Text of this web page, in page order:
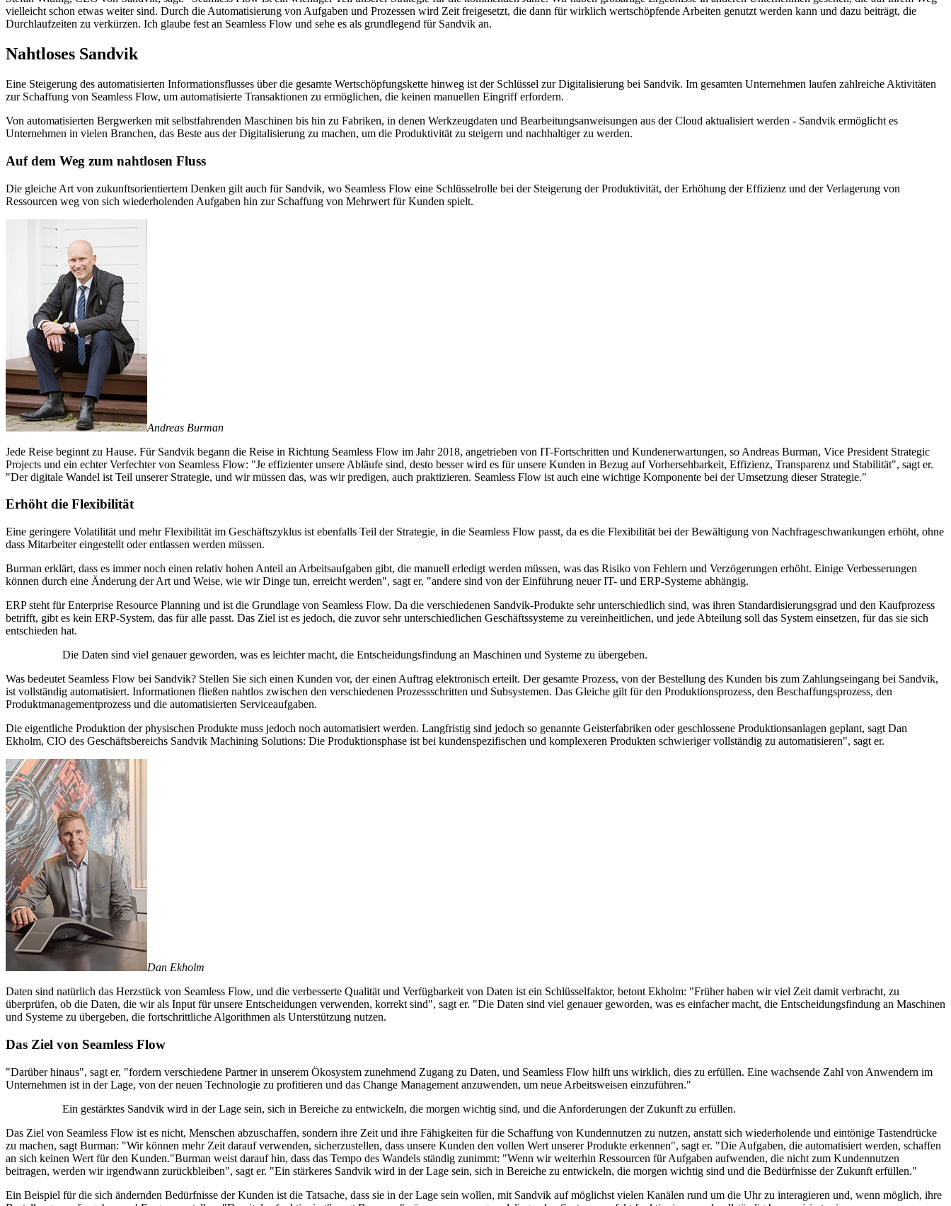
vielleicht schon etwas weiter sind. Durch die Automatisierung von Aufgaben und Prozessen wird Zeit freigesetzt, die dann für wirklich wertschöpfende Arbeiten genutzt werden kann und dazu beiträgt, die
Durchlaufzeiten zu verkürzen. Ich glaube fest an Seamless Flow und sehe es als grundlegend für Sandvik an.
Nahtloses Sandvik
Eine Steigerung des automatisierten Informationsflusses über die gesamte Wertschöpfungskette hinweg ist der Schlüssel zur Digitalisierung bei Sandvik. Im gesamten Unternehmen laufen zahlreiche Aktivitäten
zur Schaffung von Seamless Flow, um automatisierte Transaktionen zu ermöglichen, die keinen manuellen Eingriff erfordern.
Von automatisierten Bergwerken mit selbstfahrenden Maschinen bis hin zu Fabriken, in denen Werkzeugdaten und Bearbeitungsanweisungen aus der Cloud aktualisiert werden - Sandvik ermöglicht es
Unternehmen in vielen Branchen, das Beste aus der Digitalisierung zu machen, um die Produktivität zu steigern und nachhaltiger zu werden.
Auf dem Weg zum nahtlosen Fluss
Die gleiche Art von zukunftsorientiertem Denken gilt auch für Sandvik, wo Seamless Flow eine Schlüsselrolle bei der Steigerung der Produktivität, der Erhöhung der Effizienz und der Verlagerung von
Ressourcen weg von sich wiederholenden Aufgaben hin zur Schaffung von Mehrwert für Kunden spielt.
Andreas Burman
Jede Reise beginnt zu Hause. Für Sandvik begann die Reise in Richtung Seamless Flow im Jahr 2018, angetrieben von IT-Fortschritten und Kundenerwartungen, so Andreas Burman, Vice President Strategic
Projects und ein echter Verfechter von Seamless Flow: "Je effizienter unsere Abläufe sind, desto besser wird es für unsere Kunden in Bezug auf Vorhersehbarkeit, Effizienz, Transparenz und Stabilität", sagt er.
"Der digitale Wandel ist Teil unserer Strategie, und wir müssen das, was wir predigen, auch praktizieren. Seamless Flow ist auch eine wichtige Komponente bei der Umsetzung dieser Strategie."
Erhöht die Flexibilität
Eine geringere Volatilität und mehr Flexibilität im Geschäftszyklus ist ebenfalls Teil der Strategie, in die Seamless Flow passt, da es die Flexibilität bei der Bewältigung von Nachfrageschwankungen erhöht, ohne
dass Mitarbeiter eingestellt oder entlassen werden müssen.
Burman erklärt, dass es immer noch einen relativ hohen Anteil an Arbeitsaufgaben gibt, die manuell erledigt werden müssen, was das Risiko von Fehlern und Verzögerungen erhöht. Einige Verbesserungen
können durch eine Änderung der Art und Weise, wie wir Dinge tun, erreicht werden", sagt er, "andere sind von der Einführung neuer IT- und ERP-Systeme abhängig.
ERP steht für Enterprise Resource Planning und ist die Grundlage von Seamless Flow. Da die verschiedenen Sandvik-Produkte sehr unterschiedlich sind, was ihren Standardisierungsgrad und den Kaufprozess
betrifft, gibt es kein ERP-System, das für alle passt. Das Ziel ist es jedoch, die zuvor sehr unterschiedlichen Geschäftssysteme zu vereinheitlichen, und jede Abteilung soll das System einsetzen, für das sie sich
entschieden hat.
Die Daten sind viel genauer geworden, was es leichter macht, die Entscheidungsfindung an Maschinen und Systeme zu übergeben.
Was bedeutet Seamless Flow bei Sandvik? Stellen Sie sich einen Kunden vor, der einen Auftrag elektronisch erteilt. Der gesamte Prozess, von der Bestellung des Kunden bis zum Zahlungseingang bei Sandvik,
ist vollständig automatisiert. Informationen fließen nahtlos zwischen den verschiedenen Prozessschritten und Subsystemen. Das Gleiche gilt für den Produktionsprozess, den Beschaffungsprozess, den
Produktmanagementprozess und die automatisierten Serviceaufgaben.
Die eigentliche Produktion der physischen Produkte muss jedoch noch automatisiert werden. Langfristig sind jedoch so genannte Geisterfabriken oder geschlossene Produktionsanlagen geplant, sagt Dan
Ekholm, CIO des Geschäftsbereichs Sandvik Machining Solutions: Die Produktionsphase ist bei kundenspezifischen und komplexeren Produkten schwieriger vollständig zu automatisieren", sagt er.
Dan Ekholm
Daten sind natürlich das Herzstück von Seamless Flow, und die verbesserte Qualität und Verfügbarkeit von Daten ist ein Schlüsselfaktor, betont Ekholm: "Früher haben wir viel Zeit damit verbracht, zu
überprüfen, ob die Daten, die wir als Input für unsere Entscheidungen verwenden, korrekt sind", sagt er. "Die Daten sind viel genauer geworden, was es einfacher macht, die Entscheidungsfindung an Maschinen
und Systeme zu übergeben, die fortschrittliche Algorithmen als Unterstützung nutzen.
Das Ziel von Seamless Flow
"Darüber hinaus", sagt er, "fordern verschiedene Partner in unserem Ökosystem zunehmend Zugang zu Daten, und Seamless Flow hilft uns wirklich, dies zu erfüllen. Eine wachsende Zahl von Anwendern im
Unternehmen ist in der Lage, von der neuen Technologie zu profitieren und das Change Management anzuwenden, um neue Arbeitsweisen einzuführen."
Ein gestärktes Sandvik wird in der Lage sein, sich in Bereiche zu entwickeln, die morgen wichtig sind, und die Anforderungen der Zukunft zu erfüllen.
Das Ziel von Seamless Flow ist es nicht, Menschen abzuschaffen, sondern ihre Zeit und ihre Fähigkeiten für die Schaffung von Kundennutzen zu nutzen, anstatt sich wiederholende und eintönige Tastendrücke
zu machen, sagt Burman: "Wir können mehr Zeit darauf verwenden, sicherzustellen, dass unsere Kunden den vollen Wert unserer Produkte erkennen", sagt er. "Die Aufgaben, die automatisiert werden, schaffen
an sich keinen Wert für den Kunden."Burman weist darauf hin, dass das Tempo des Wandels ständig zunimmt: "Wenn wir weiterhin Ressourcen für Aufgaben aufwenden, die nicht zum Kundennutzen
beitragen, werden wir irgendwann zurückbleiben", sagt er. "Ein stärkeres Sandvik wird in der Lage sein, sich in Bereiche zu entwickeln, die morgen wichtig sind und die Bedürfnisse der Zukunft erfüllen."
Ein Beispiel für die sich ändernden Bedürfnisse der Kunden ist die Tatsache, dass sie in der Lage sein wollen, mit Sandvik auf möglichst vielen Kanälen rund um die Uhr zu interagieren und, wenn möglich, ihre